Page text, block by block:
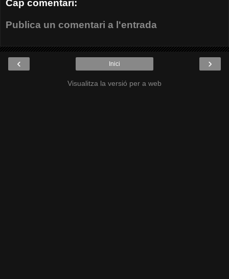
Cap comentari:
Publica un comentari a l'entrada
‹ ›
Inici
Visualitza la versió per a web